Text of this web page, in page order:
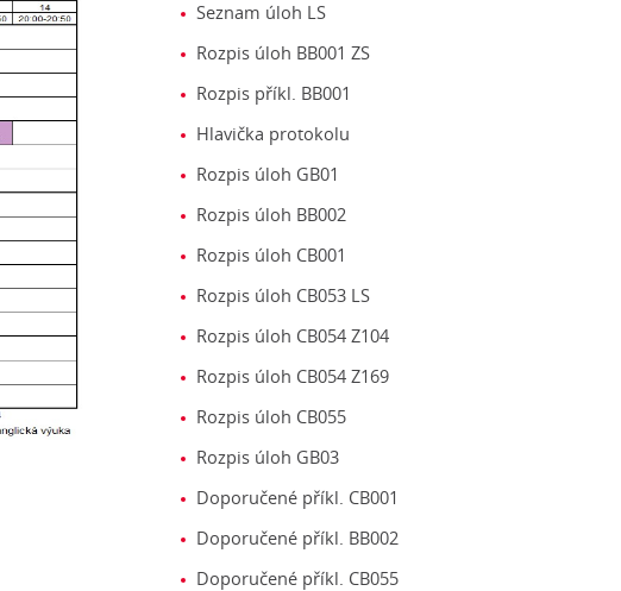
Seznam úloh LS
Rozpis úloh BB001 ZS
Rozpis příkl. BB001
Hlavička protokolu
Rozpis úloh GB01
Rozpis úloh BB002
Rozpis úloh CB001
Rozpis úloh CB053 LS
Rozpis úloh CB054 Z104
Rozpis úloh CB054 Z169
Rozpis úloh CB055
Rozpis úloh GB03
Doporučené příkl. CB001
Doporučené příkl. BB002
Doporučené příkl. CB055